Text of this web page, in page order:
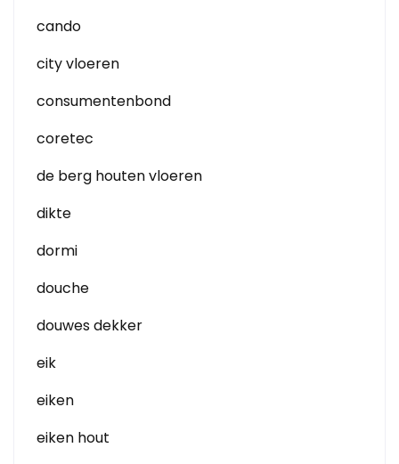
cando
city vloeren
consumentenbond
coretec
de berg houten vloeren
dikte
dormi
douche
douwes dekker
eik
eiken
eiken hout